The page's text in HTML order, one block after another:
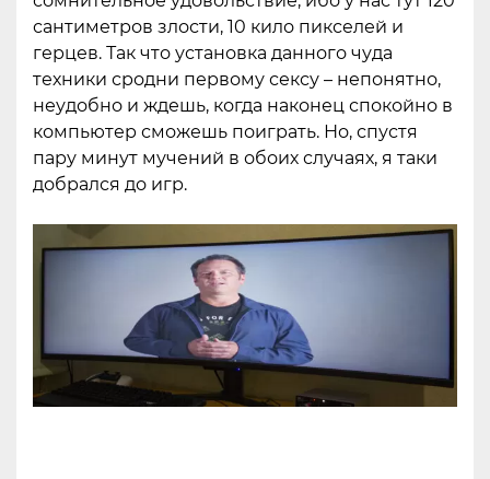
сантиметров злости, 10 кило пикселей и
герцев. Так что установка данного чуда
техники сродни первому сексу – непонятно,
неудобно и ждешь, когда наконец спокойно в
компьютер сможешь поиграть. Но, спустя
пару минут мучений в обоих случаях, я таки
добрался до игр.